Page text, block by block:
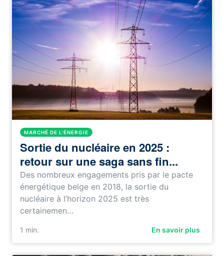
MARCHÉ DE L'ÉNERGIE
Sortie du nucléaire en 2025 :
retour sur une saga sans fin...
Des nombreux engagements pris par le pacte
énergétique belge en 2018, la sortie du
nucléaire à l’horizon 2025 est très
certainemen…
1 min. En savoir plus